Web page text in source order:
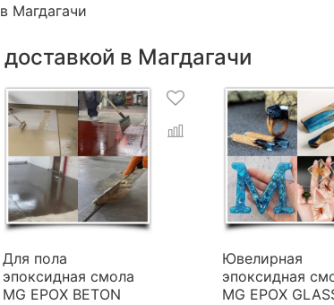
Магдагачи
в Магдагачи
Для пола
эпоксидная смола
MG EPOX BETON
Ювелирная
эпоксидная
MG EPOX